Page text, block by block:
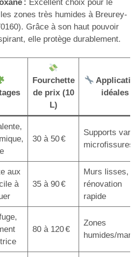
: Excellent choix pour le
zones très humides à Breurey-
Grâce à son haut pouvoir
elle protège durablement.
Fourchette
de prix (10
L)
idéales
30 à 50 €
Supports
microfissures
aux
à
35 à 90 €
Murs lisses,
rénovation
rapide
80 à 120 €
Zones
humides/